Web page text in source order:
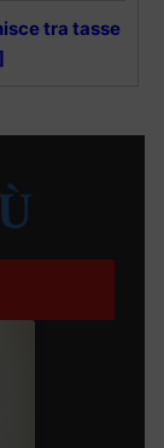
tra tasse